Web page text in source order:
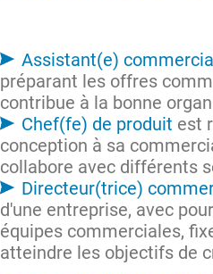
Assistant(e)
préparant les offres
contribue à la bonne
Chef(fe) de produit est
conception à sa
collabore avec différents
Directeur(trice)
d'une entreprise, avec
équipes commerciales,
atteindre les objectifs de